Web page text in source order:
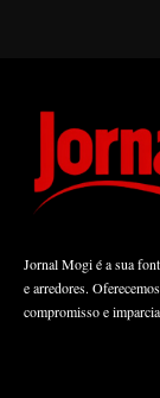
Jornal Mogi é a sua
e arredores.
compromisso e